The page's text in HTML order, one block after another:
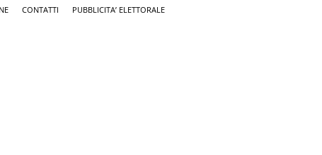
CONTATTI PUBBLICITA’ ELETTORALE